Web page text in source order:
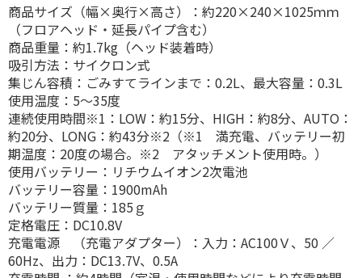
商品サイズ（幅×奥行×高さ）：約220×240×1025ｍｍ
（フロアヘッド・延長パイプ含む）
商品重量：約1.7kg（ヘッド装着時）
吸引方法：サイクロン式
集じん容積：ごみすてラインまで：0.2L、最大容量：0.3L
使用温度：5〜35度
連続使用時間※1：LOW：約15分、HIGH：約8分、AUTO：
約20分、LONG：約43分※2（※1 満充電、バッテリー初
期温度：20度の場合。※2 アタッチメント使用時。）
使用バッテリー：リチウムイオン2次電池
バッテリー容量：1900mAh
バッテリー質量：185ｇ
定格電圧：DC10.8V
充電電源 （充電アダプター）：入力：AC100Ｖ、50 ／
60Hz、出力：DC13.7V、0.5A